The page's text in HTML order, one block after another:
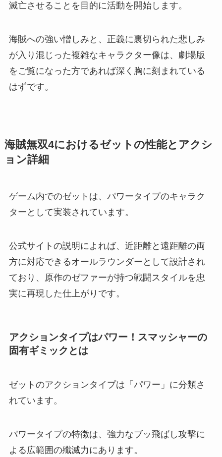
滅亡させることを目的に活動を開始します。
海賊への強い憎しみと、正義に裏切られた悲しみ
が入り混じった複雑なキャラクター像は、劇場版
をご覧になった方であれば深く胸に刻まれている
はずです。
海賊無双4におけるゼットの性能とアクシ
ョン詳細
ゲーム内でのゼットは、パワータイプのキャラク
ターとして実装されています。
公式サイトの説明によれば、近距離と遠距離の両
方に対応できるオールラウンダーとして設計され
ており、原作のゼファーが持つ戦闘スタイルを忠
実に再現した仕上がりです。
アクションタイプはパワー！スマッシャーの
固有ギミックとは
ゼットのアクションタイプは「パワー」に分類さ
れています。
パワータイプの特徴は、強力なブッ飛ばし攻撃に
よる広範囲の殲滅力にあります。